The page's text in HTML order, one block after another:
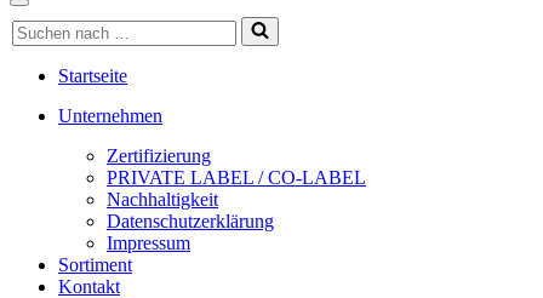
Navigations-
Menü
Suchen
nach …
Startseite
Unternehmen
Zertifizierung
PRIVATE LABEL / CO-LABEL
Nachhaltigkeit
Datenschutzerklärung
Impressum
Sortiment
Kontakt